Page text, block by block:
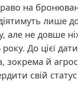
на
лише
але не довше
До цієї дати
зокрема й
свій